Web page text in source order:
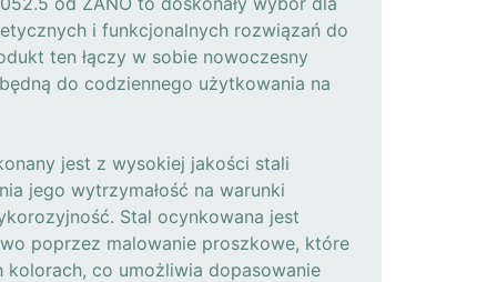
i funkcjonalnych rozwiązań do
ten łączy w sobie nowoczesny
do codziennego użytkowania na
jest z wysokiej jakości stali
jego wytrzymałość na warunki
Stal ocynkowana jest
poprzez malowanie proszkowe, które
co umożliwia dopasowanie